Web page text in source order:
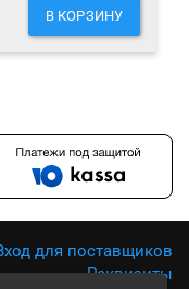
В КОРЗИНУ
для поставщиков
Реквизиты